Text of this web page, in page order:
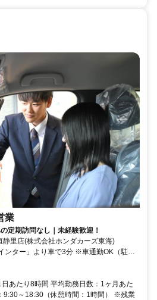
業
定期訪問なし｜未経験歓迎！
里店(株式会社ホンダカーズ東海)
ンター」より車で3分 ※車通勤OK（駐車
あたり8時間 平均勤務日数：1ヶ月あた
9:30～18:30（休憩時間：1時間） ※残業